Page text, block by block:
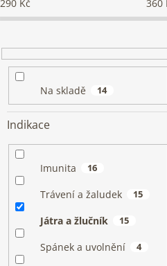
290 Kč 360
Na skladě 14
Indikace
Imunita 16
Trávení a žaludek 15
Játra a žlučník 15
Spánek a uvolnění 4